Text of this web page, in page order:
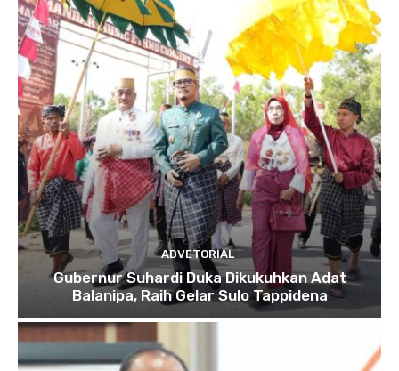
ADVETORIAL
Gubernur Suhardi Duka Dikukuhkan Adat
Balanipa, Raih Gelar Sulo Tappidena